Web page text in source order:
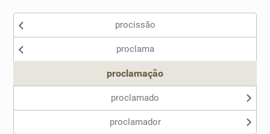
Nenhum dos sinônimos apresentados me ajudou
procissão
proclama
proclamação
proclamado
proclamador